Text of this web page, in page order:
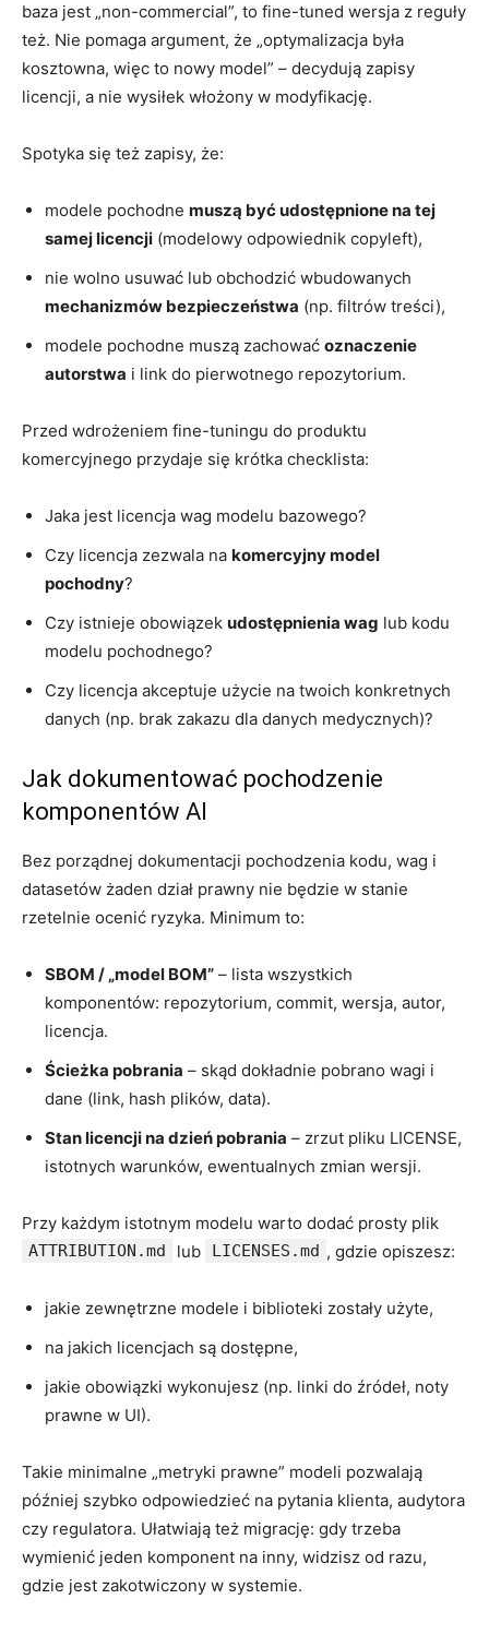
baza jest „non-commercial”, to fine-tuned wersja z reguły
też. Nie pomaga argument, że „optymalizacja była
kosztowna, więc to nowy model” – decydują zapisy
licencji, a nie wysiłek włożony w modyfikację.
Spotyka się też zapisy, że:
modele pochodne muszą być udostępnione na tej
samej licencji (modelowy odpowiednik copyleft),
nie wolno usuwać lub obchodzić wbudowanych
mechanizmów bezpieczeństwa (np. filtrów treści),
modele pochodne muszą zachować oznaczenie
autorstwa i link do pierwotnego repozytorium.
Przed wdrożeniem fine-tuningu do produktu
komercyjnego przydaje się krótka checklista:
Jaka jest licencja wag modelu bazowego?
Czy licencja zezwala na komercyjny model
pochodny?
Czy istnieje obowiązek udostępnienia wag lub kodu
modelu pochodnego?
Czy licencja akceptuje użycie na twoich konkretnych
danych (np. brak zakazu dla danych medycznych)?
Jak dokumentować pochodzenie
komponentów AI
Bez porządnej dokumentacji pochodzenia kodu, wag i
datasetów żaden dział prawny nie będzie w stanie
rzetelnie ocenić ryzyka. Minimum to:
SBOM / „model BOM” – lista wszystkich
komponentów: repozytorium, commit, wersja, autor,
licencja.
Ścieżka pobrania – skąd dokładnie pobrano wagi i
dane (link, hash plików, data).
Stan licencji na dzień pobrania – zrzut pliku LICENSE,
istotnych warunków, ewentualnych zmian wersji.
Przy każdym istotnym modelu warto dodać prosty plik
ATTRIBUTION.md lub LICENSES.md , gdzie opiszesz:
jakie zewnętrzne modele i biblioteki zostały użyte,
na jakich licencjach są dostępne,
jakie obowiązki wykonujesz (np. linki do źródeł, noty
prawne w UI).
Takie minimalne „metryki prawne” modeli pozwalają
później szybko odpowiedzieć na pytania klienta, audytora
czy regulatora. Ułatwiają też migrację: gdy trzeba
wymienić jeden komponent na inny, widzisz od razu,
gdzie jest zakotwiczony w systemie.